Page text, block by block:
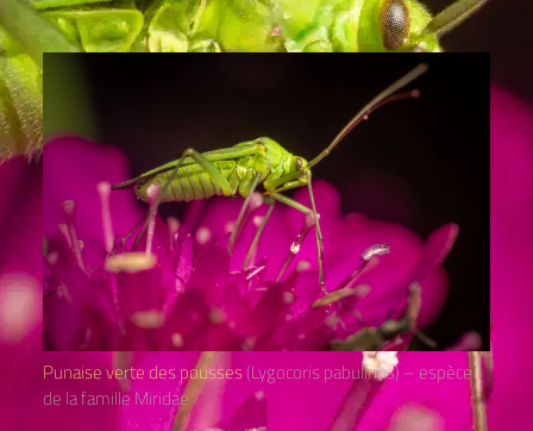
Punaise verte des pousses(Lygocoris pabulinus) – espèce
de la famille Miridae